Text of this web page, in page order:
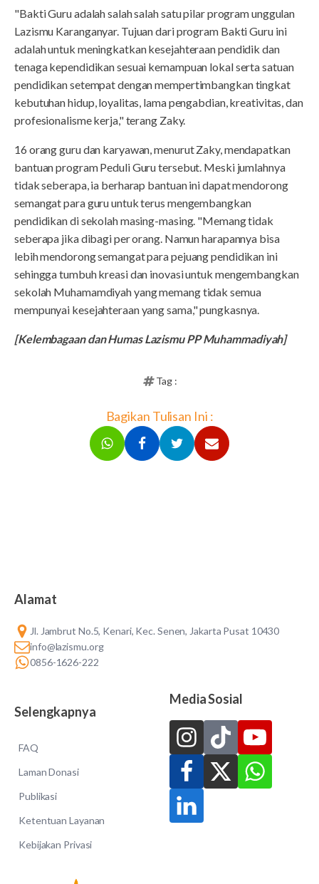
"Bakti Guru adalah salah salah satu pilar program unggulan
Lazismu Karanganyar. Tujuan dari program Bakti Guru ini
adalah untuk meningkatkan kesejahteraan pendidik dan
tenaga kependidikan sesuai kemampuan lokal serta satuan
pendidikan setempat dengan mempertimbangkan tingkat
kebutuhan hidup, loyalitas, lama pengabdian, kreativitas, dan
profesionalisme kerja," terang Zaky.
16 orang guru dan karyawan, menurut Zaky, mendapatkan
bantuan program Peduli Guru tersebut. Meski jumlahnya
tidak seberapa, ia berharap bantuan ini dapat mendorong
semangat para guru untuk terus mengembangkan
pendidikan di sekolah masing-masing. "Memang tidak
seberapa jika dibagi per orang. Namun harapannya bisa
lebih mendorong semangat para pejuang pendidikan ini
sehingga tumbuh kreasi dan inovasi untuk mengembangkan
sekolah Muhamamdiyah yang memang tidak semua
mempunyai kesejahteraan yang sama," pungkasnya.
[Kelembagaan dan Humas Lazismu PP Muhammadiyah]
Tag :
Bagikan Tulisan Ini :
Alamat
Jl. Jambrut No.5, Kenari, Kec. Senen, Jakarta Pusat 10430
info@lazismu.org
0856-1626-222
Selengkapnya
FAQ
Laman Donasi
Publikasi
Ketentuan Layanan
Kebijakan Privasi
Media Sosial